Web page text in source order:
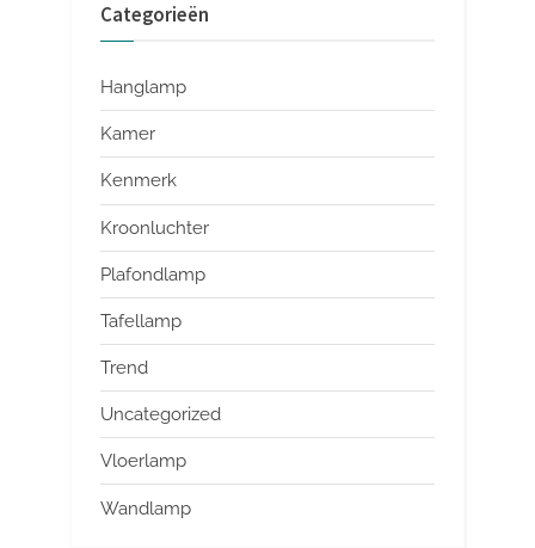
Categorieën
Hanglamp
Kamer
Kenmerk
Kroonluchter
Plafondlamp
Tafellamp
Trend
Uncategorized
Vloerlamp
Wandlamp